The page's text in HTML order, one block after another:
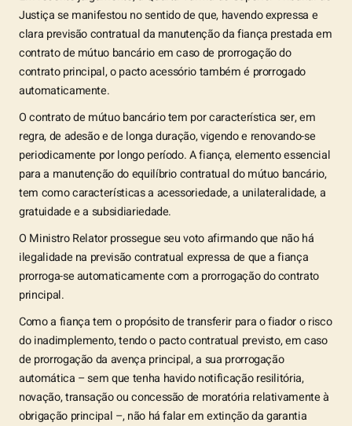
Justiça se manifestou no sentido de que, havendo expressa e
clara previsão contratual da manutenção da fiança prestada em
contrato de mútuo bancário em caso de prorrogação do
contrato principal, o pacto acessório também é prorrogado
automaticamente.
O contrato de mútuo bancário tem por característica ser, em
regra, de adesão e de longa duração, vigendo e renovando-se
periodicamente por longo período. A fiança, elemento essencial
para a manutenção do equilíbrio contratual do mútuo bancário,
tem como características a acessoriedade, a unilateralidade, a
gratuidade e a subsidiariedade.
O Ministro Relator prossegue seu voto afirmando que não há
ilegalidade na previsão contratual expressa de que a fiança
prorroga-se automaticamente com a prorrogação do contrato
principal.
Como a fiança tem o propósito de transferir para o fiador o risco
do inadimplemento, tendo o pacto contratual previsto, em caso
de prorrogação da avença principal, a sua prorrogação
automática – sem que tenha havido notificação resilitória,
novação, transação ou concessão de moratória relativamente à
obrigação principal –, não há falar em extinção da garantia